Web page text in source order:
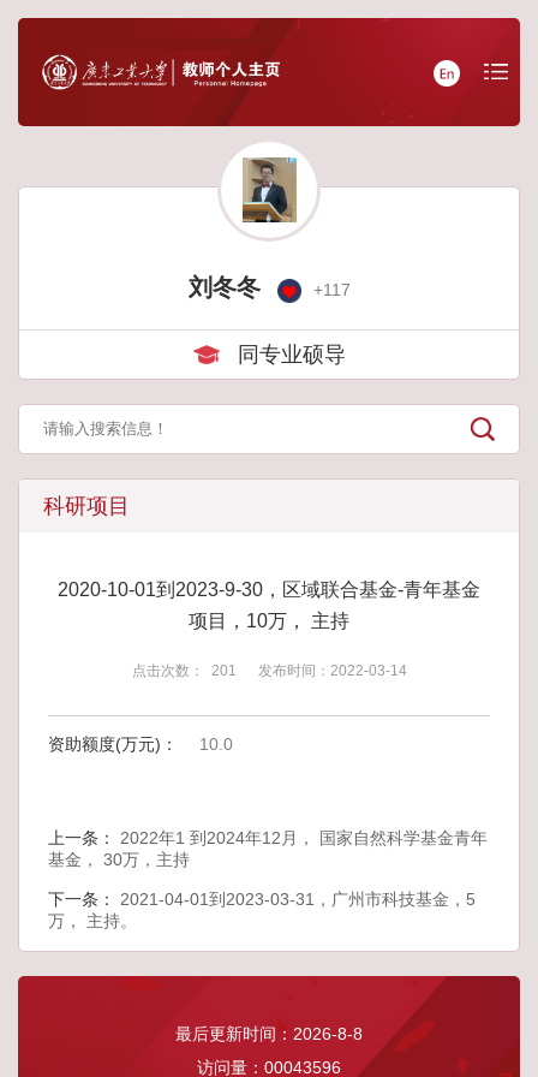
刘冬冬 +117
同专业硕导
科研项目
2020-10-01到2023-9-30，区域联合基金-青年基金
项目，10万， 主持
点击次数： 201 发布时间：2022-03-14
资助额度(万元)： 10.0
上一条： 2022年1 到2024年12月， 国家自然科学基金青年
基金， 30万，主持
下一条： 2021-04-01到2023-03-31，广州市科技基金，5
万， 主持。
最后更新时间： 2026-8-8
访问量： 00043596